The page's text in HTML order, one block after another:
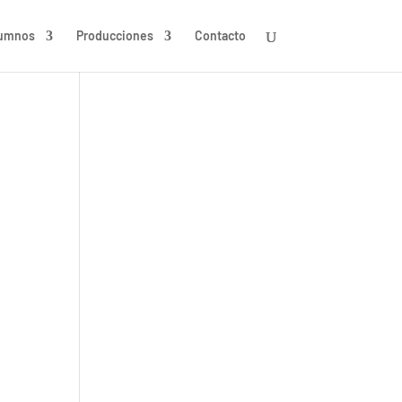
Producciones Contacto